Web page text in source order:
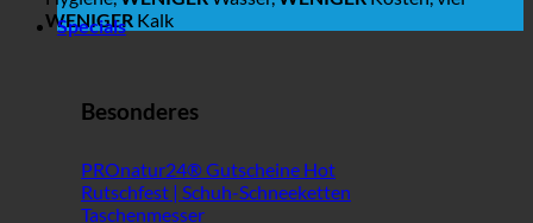
WENIGER Kalk
Specials
Besonderes
PROnatur24® Gutscheine
Rutschfest | Schuh-Schneeketten
Taschenmesser